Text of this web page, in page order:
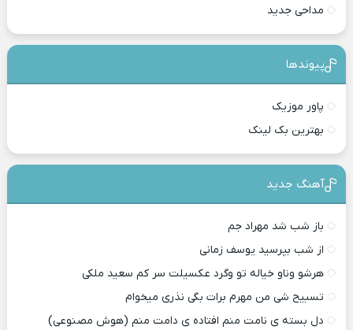
مداحی جدید
پیوندها
پاور موزیک
بهترین بک لینک
آهنگ جدید
باز شب شد مهراد جم
از شب بپرسید یوسف زمانی
هرشو وناو خیاله تو وگرد عکسیلت سر کم سعید ملکی
تسبیح شی من مهرم برات بگی نذری میخوام
دل بسته ی نامت منم افتاده ی دامت منم (هوش مصنوعی)